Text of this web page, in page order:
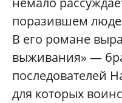
поразившем
В его романе
выживания» —
последователей
для которых